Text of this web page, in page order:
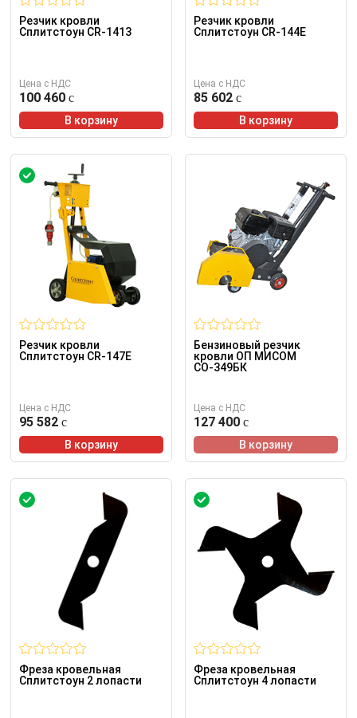
Резчик кровли
Сплитстоун CR-1413
Цена с НДС
100 460
В корзину
Резчик кровли
Сплитстоун CR-144E
Цена с НДС
85 602
В корзину
Резчик кровли
Сплитстоун CR-147E
Цена с НДС
95 582
В корзину
Бензиновый резчик
кровли ОП МИСОМ
СО-349БК
Цена с НДС
127 400
В корзину
Фреза кровельная
Сплитстоун 2 лопасти
Фреза кровельная
Сплитстоун 4 лопасти